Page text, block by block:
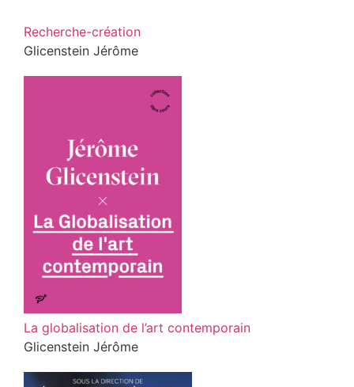
Recherche-création
Glicenstein Jérôme
La globalisation de l’art contemporain
Glicenstein Jérôme